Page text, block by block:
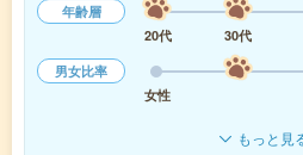
年齢層
20代
30代
男女比率
女性
もっと見